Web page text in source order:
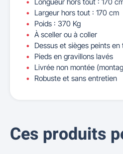
Longueur hors tout : 170
Largeur hors tout : 170 cm
Poids : 370 Kg
À sceller ou à coller
Dessus et sièges peints
Pieds en gravillons lavés
Livrée non montée
Robuste et sans entretien
Ces produits